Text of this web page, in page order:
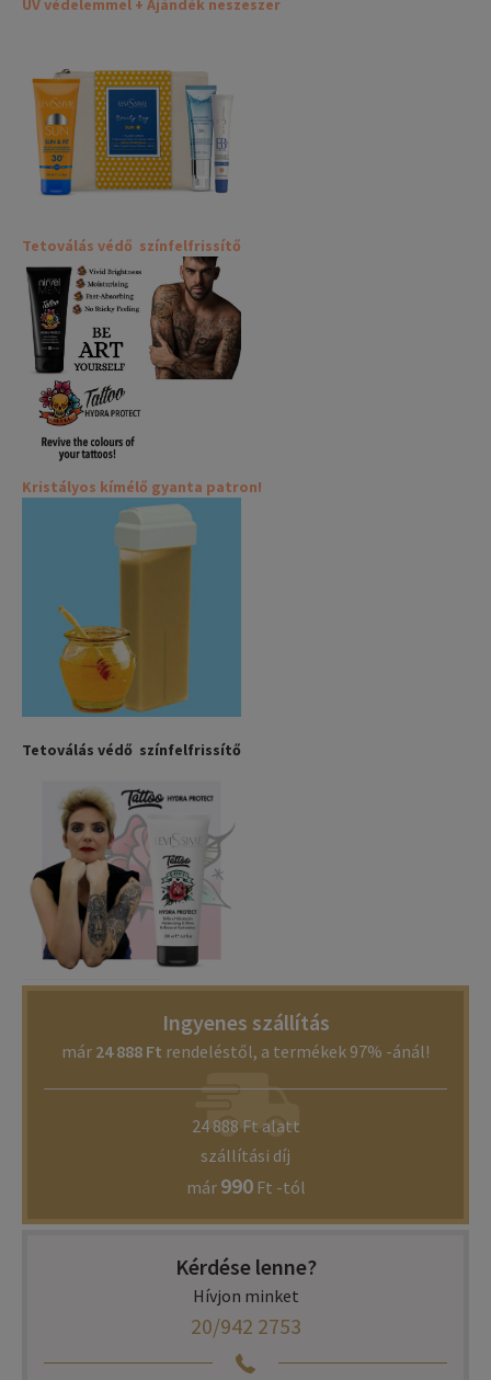
UV védelemmel + Ajándék neszeszer
Tetoválás védő színfelfrissítő
Kristályos kímélő gyanta patron!
Tetoválás védő színfelfrissítő
Ingyenes szállítás
már 24 888 Ft rendeléstől, a termékek 97% -ánál!
24 888 Ft alatt
szállítási díj
már 990Ft -tól
Kérdése lenne?
Hívjon minket
20/942 2753